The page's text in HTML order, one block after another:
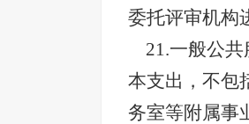
委托评审机构
21.一般公
本支出，不包
务室等附属事